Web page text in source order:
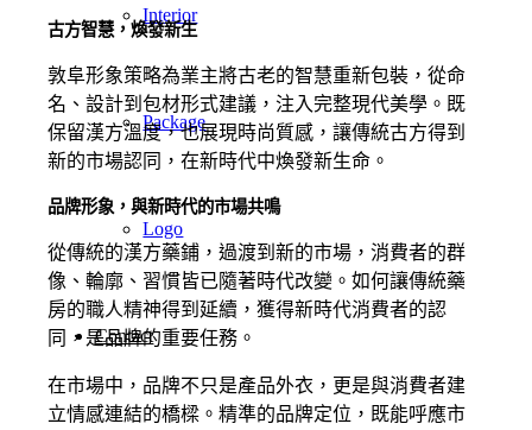
Interior
Package
Logo
Contact
古方智慧，煥發新生
敦阜形象策略為業主將古老的智慧重新包裝，從命
名、設計到包材形式建議，注入完整現代美學。既
保留漢方溫度，也展現時尚質感，讓傳統古方得到
新的市場認同，在新時代中煥發新生命。
品牌形象，與新時代的市場共鳴
從傳統的漢方藥鋪，過渡到新的市場，消費者的群
像、輪廓、習慣皆已隨著時代改變。如何讓傳統藥
房的職人精神得到延續，獲得新時代消費者的認
同，是品牌的重要任務。
在市場中，品牌不只是產品外衣，更是與消費者建
立情感連結的橋樑。精準的品牌定位，既能呼應市